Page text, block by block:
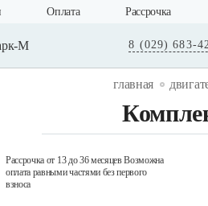
Оплата Рассрочка
8 (029) 683-
главная
Рассрочка от 13 до 36 месяцев Возможна
оплата равными частями без первого
взноса